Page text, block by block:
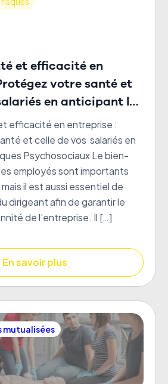
et efficacité en
votre santé et
efficacité en entreprise :
et celle de vos salariés en
Psychosociaux Le bien-
employés sont importants
il est aussi essentiel de
dirigeant afin de garantir le
de l’entreprise. Il […]
En savoir plus
mutualisées